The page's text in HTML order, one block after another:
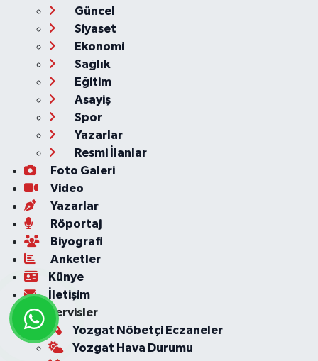
Güncel
Siyaset
Ekonomi
Sağlık
Eğitim
Asayiş
Spor
Yazarlar
Resmi İlanlar
Foto Galeri
Video
Yazarlar
Röportaj
Biyografi
Anketler
Künye
İletişim
Servisler
Yozgat Nöbetçi Eczaneler
Yozgat Hava Durumu